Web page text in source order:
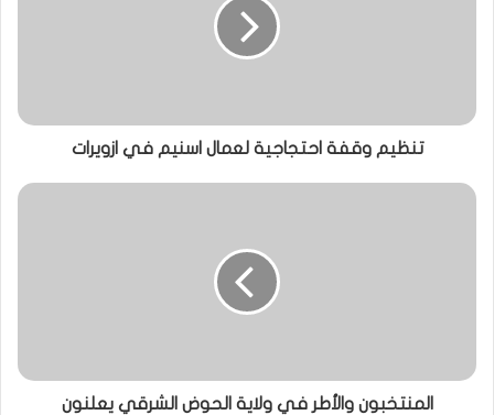
تنظيم وقفة احتجاجية لعمال اسنيم في ازويرات
المنتخبون والأطر في ولاية الحوض الشرقي يعلنون